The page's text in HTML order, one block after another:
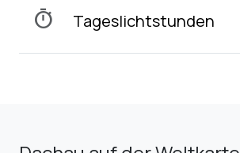
timer Tageslichtstunden